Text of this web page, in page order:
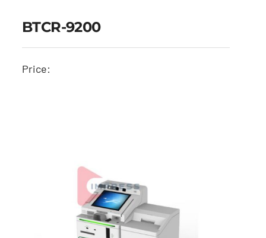
BTCR-9200
Price: